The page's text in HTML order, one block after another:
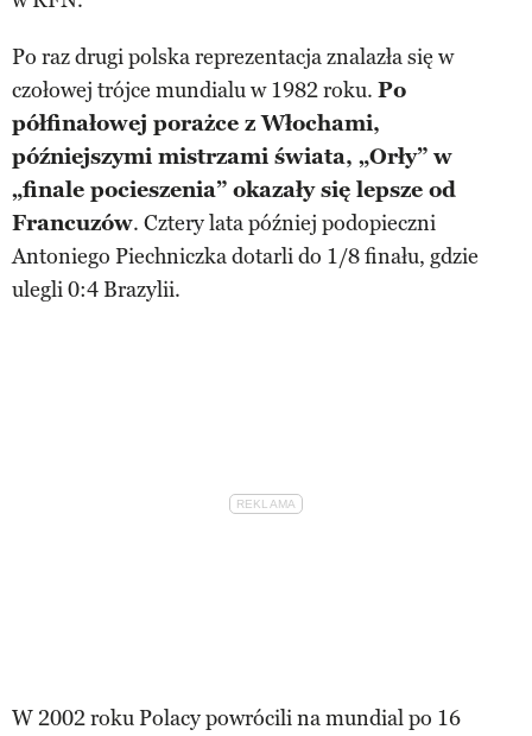
Po raz drugi polska reprezentacja znalazła się w
czołowej trójce mundialu w 1982 roku. Po
półfinałowej porażce z Włochami,
późniejszymi mistrzami świata, „Orły” w
„finale pocieszenia” okazały się lepsze od
Francuzów. Cztery lata później podopieczni
Antoniego Piechniczka dotarli do 1/8 finału, gdzie
ulegli 0:4 Brazylii.
W 2002 roku Polacy powrócili na mundial po 16